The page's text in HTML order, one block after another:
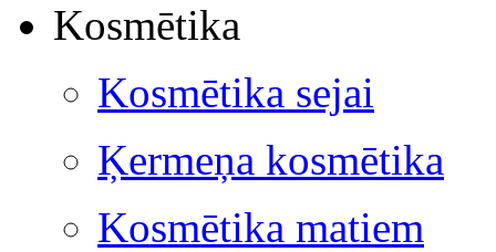
Kosmētika
Kosmētika sejai
Ķermeņa kosmētika
Kosmētika matiem